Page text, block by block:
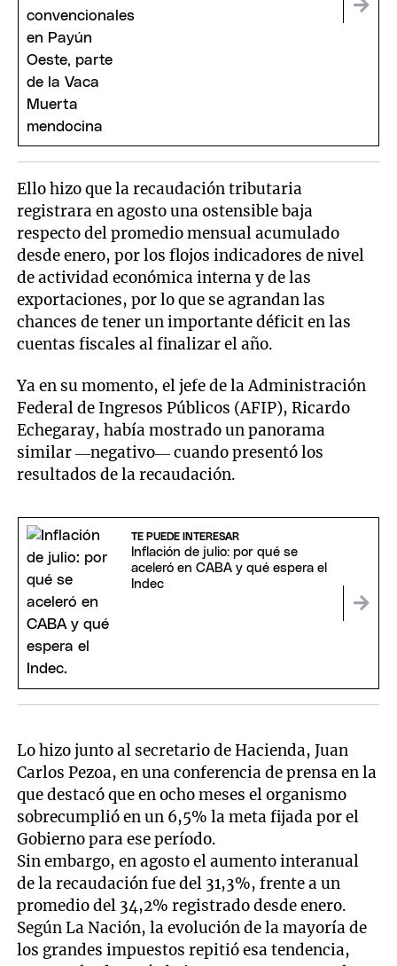
Ello hizo que la recaudación tributaria
registrara en agosto una ostensible baja
respecto del promedio mensual acumulado
desde enero, por los flojos indicadores de nivel
de actividad económica interna y de las
exportaciones, por lo que se agrandan las
chances de tener un importante déficit en las
cuentas fiscales al finalizar el año.
Ya en su momento, el jefe de la Administración
Federal de Ingresos Públicos (AFIP), Ricardo
Echegaray, había mostrado un panorama
similar —negativo— cuando presentó los
resultados de la recaudación.
TE PUEDE INTERESAR
Inflación de julio: por qué se
aceleró en CABA y qué espera el
Indec
Lo hizo junto al secretario de Hacienda, Juan
Carlos Pezoa, en una conferencia de prensa en la
que destacó que en ocho meses el organismo
sobrecumplió en un 6,5% la meta fijada por el
Gobierno para ese período.
Sin embargo, en agosto el aumento interanual
de la recaudación fue del 31,3%, frente a un
promedio del 34,2% registrado desde enero.
Según La Nación, la evolución de la mayoría de
los grandes impuestos repitió esa tendencia,